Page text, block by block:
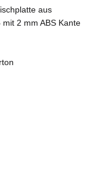
aus
2 mm ABS Kante